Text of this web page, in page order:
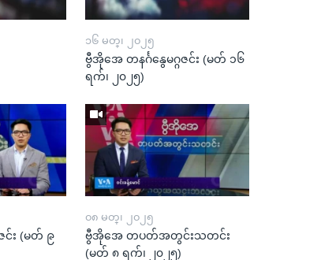
၁၆ မတ္၊ ၂၀၂၅
ဗွီအိုအေ တနင်္ဂနွေမဂ္ဂဇင်း (မတ် ၁၆
ရက်၊ ၂၀၂၅)
င်း (မတ် ၉
၀၈ မတ္၊ ၂၀၂၅
ဗွီအိုအေ တပတ်အတွင်းသတင်း
(မတ် ၈ ရက်၊ ၂၀၂၅)